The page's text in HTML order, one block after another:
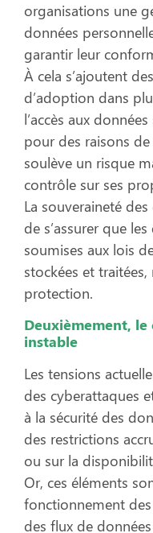
organisations une
données
garantir leur
À cela s’ajoutent
d’adoption dans
l’accès aux
pour des raisons
soulève un risque
contrôle sur ses
La souveraineté
de s’assurer que
soumises aux lois
stockées et
protection.
Deuxièmement,
instable
Les tensions
des cyberattaques
à la sécurité des
des restrictions
ou sur la
Or, ces éléments
fonctionnement
des flux de